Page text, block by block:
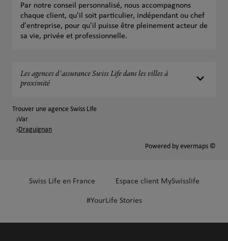
Par notre conseil personnalisé, nous accompagnons
chaque client, qu'il soit particulier, indépendant ou chef
d'entreprise, pour qu'il puisse être pleinement acteur de
sa vie, privée et professionnelle.
Les agences d'assurance Swiss Life dans les villes à
proximité
Trouver une agence Swiss Life
Var
Draguignan
Powered by evermaps ©
Swiss Life en France Espace client MySwisslife
#YourLife Stories